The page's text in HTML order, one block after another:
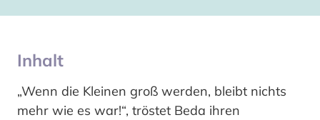
Inhalt
„Wenn die Kleinen groß werden, bleibt nichts
mehr wie es war!“, tröstet Beda ihren